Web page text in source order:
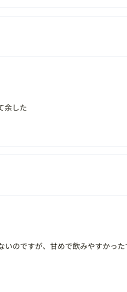
余した
のですが、甘めで飲みやすかっ